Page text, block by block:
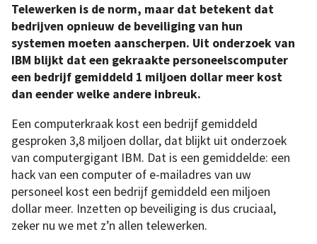
Telewerken is de norm, maar dat betekent dat
bedrijven opnieuw de beveiliging van hun
systemen moeten aanscherpen. Uit onderzoek van
IBM blijkt dat een gekraakte personeelscomputer
een bedrijf gemiddeld 1 miljoen dollar meer kost
dan eender welke andere inbreuk.
Een computerkraak kost een bedrijf gemiddeld
gesproken 3,8 miljoen dollar, dat blijkt uit onderzoek
van computergigant IBM. Dat is een gemiddelde: een
hack van een computer of e-mailadres van uw
personeel kost een bedrijf gemiddeld een miljoen
dollar meer. Inzetten op beveiliging is dus cruciaal,
zeker nu we met z’n allen telewerken.